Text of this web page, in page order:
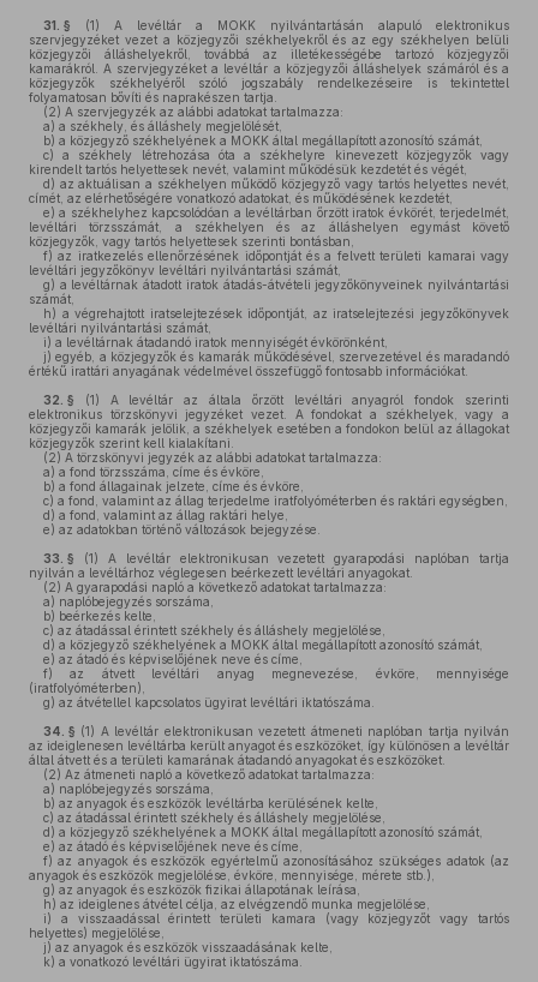
31. § (1) A levéltár a MOKK nyilvántartásán alapuló elektronikus
szervjegyzéket vezet a közjegyzői székhelyekről és az egy székhelyen belüli
közjegyzői álláshelyekről, továbbá az illetékességébe tartozó közjegyzői
kamarákról. A szervjegyzéket a levéltár a közjegyzői álláshelyek számáról és a
közjegyzők székhelyéről szóló jogszabály rendelkezéseire is tekintettel
folyamatosan bővíti és naprakészen tartja.
(2) A szervjegyzék az alábbi adatokat tartalmazza:
a) a székhely, és álláshely megjelölését,
b) a közjegyző székhelyének a MOKK által megállapított azonosító számát,
c) a székhely létrehozása óta a székhelyre kinevezett közjegyzők vagy
kirendelt tartós helyettesek nevét, valamint működésük kezdetét és végét,
d) az aktuálisan a székhelyen működő közjegyző vagy tartós helyettes nevét,
címét, az elérhetőségére vonatkozó adatokat, és működésének kezdetét,
e) a székhelyhez kapcsolódóan a levéltárban őrzött iratok évkörét, terjedelmét,
levéltári törzsszámát, a székhelyen és az álláshelyen egymást követő
közjegyzők, vagy tartós helyettesek szerinti bontásban,
f) az iratkezelés ellenőrzésének időpontját és a felvett területi kamarai vagy
levéltári jegyzőkönyv levéltári nyilvántartási számát,
g) a levéltárnak átadott iratok átadás-átvételi jegyzőkönyveinek nyilvántartási
számát,
h) a végrehajtott iratselejtezések időpontját, az iratselejtezési jegyzőkönyvek
levéltári nyilvántartási számát,
i) a levéltárnak átadandó iratok mennyiségét évkörönként,
j) egyéb, a közjegyzők és kamarák működésével, szervezetével és maradandó
értékű irattári anyagának védelmével összefüggő fontosabb információkat.
32. § (1) A levéltár az általa őrzött levéltári anyagról fondok szerinti
elektronikus törzskönyvi jegyzéket vezet. A fondokat a székhelyek, vagy a
közjegyzői kamarák jelölik, a székhelyek esetében a fondokon belül az állagokat
közjegyzők szerint kell kialakítani.
(2) A törzskönyvi jegyzék az alábbi adatokat tartalmazza:
a) a fond törzsszáma, címe és évköre,
b) a fond állagainak jelzete, címe és évköre,
c) a fond, valamint az állag terjedelme iratfolyóméterben és raktári egységben,
d) a fond, valamint az állag raktári helye,
e) az adatokban történő változások bejegyzése.
33. § (1) A levéltár elektronikusan vezetett gyarapodási naplóban tartja
nyilván a levéltárhoz véglegesen beérkezett levéltári anyagokat.
(2) A gyarapodási napló a következő adatokat tartalmazza:
a) naplóbejegyzés sorszáma,
b) beérkezés kelte,
c) az átadással érintett székhely és álláshely megjelölése,
d) a közjegyző székhelyének a MOKK által megállapított azonosító számát,
e) az átadó és képviselőjének neve és címe,
f) az átvett levéltári anyag megnevezése, évköre, mennyisége
(iratfolyóméterben),
g) az átvétellel kapcsolatos ügyirat levéltári iktatószáma.
34. § (1) A levéltár elektronikusan vezetett átmeneti naplóban tartja nyilván
az ideiglenesen levéltárba került anyagot és eszközöket, így különösen a levéltár
által átvett és a területi kamarának átadandó anyagokat és eszközöket.
(2) Az átmeneti napló a következő adatokat tartalmazza:
a) naplóbejegyzés sorszáma,
b) az anyagok és eszközök levéltárba kerülésének kelte,
c) az átadással érintett székhely és álláshely megjelölése,
d) a közjegyző székhelyének a MOKK által megállapított azonosító számát,
e) az átadó és képviselőjének neve és címe,
f) az anyagok és eszközök egyértelmű azonosításához szükséges adatok (az
anyagok és eszközök megjelölése, évköre, mennyisége, mérete stb.),
g) az anyagok és eszközök fizikai állapotának leírása,
h) az ideiglenes átvétel célja, az elvégzendő munka megjelölése,
i) a visszaadással érintett területi kamara (vagy közjegyzőt vagy tartós
helyettes) megjelölése,
j) az anyagok és eszközök visszaadásának kelte,
k) a vonatkozó levéltári ügyirat iktatószáma.